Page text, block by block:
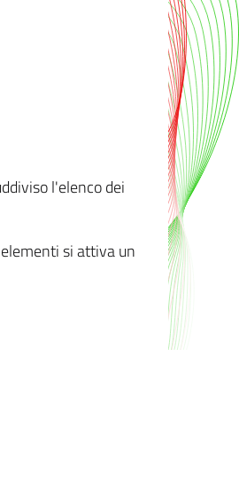
l'elenco dei
si attiva un